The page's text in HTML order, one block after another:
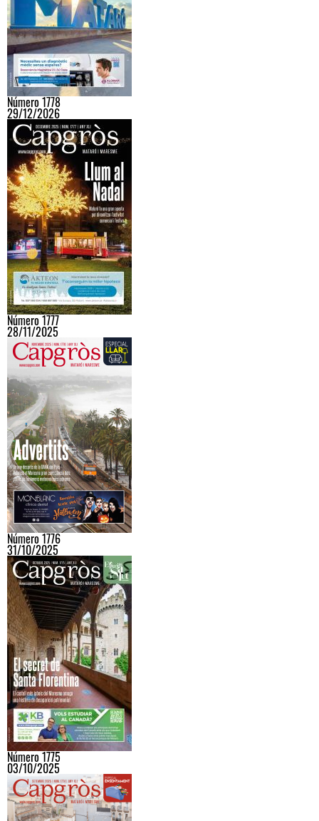
Número 1778
29/12/2026
Número 1777
28/11/2025
Número 1776
31/10/2025
Número 1775
03/10/2025